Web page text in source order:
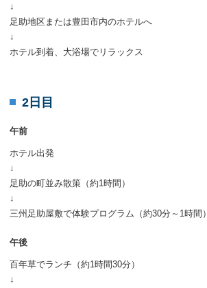
↓
足助地区または豊田市内のホテルへ
↓
ホテル到着、大浴場でリラックス
2日目
午前
ホテル出発
↓
足助の町並み散策（約1時間）
↓
三州足助屋敷で体験プログラム（約30分～1時間）
午後
百年草でランチ（約1時間30分）
↓